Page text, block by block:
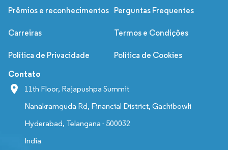
Prêmios e reconhecimentos Perguntas Frequentes
Carreiras Termos e Condições
Política de Privacidade Política de Cookies
Contato
11th Floor, Rajapushpa Summit
Nanakramguda Rd, Financial District, Gachibowli
Hyderabad, Telangana - 500032
India